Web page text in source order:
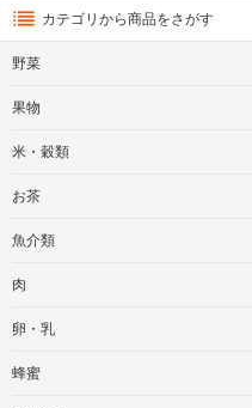
カテゴリから商品をさがす
野菜
果物
米・穀類
お茶
魚介類
肉
卵・乳
蜂蜜